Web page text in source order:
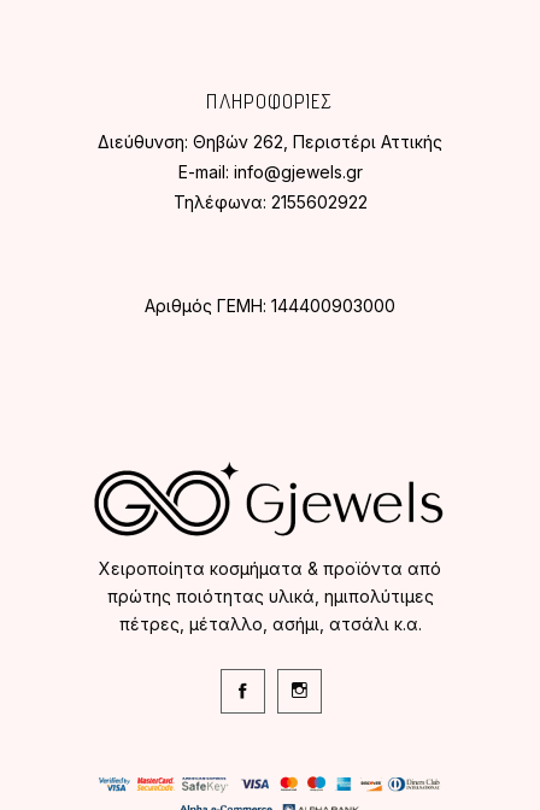
ΠΛΗΡΟΦΟΡΙΕΣ
Διεύθυνση: Θηβών 262, Περιστέρι Αττικής
E-mail: info@gjewels.gr
Τηλέφωνα: 2155602922
Αριθμός ΓΕΜΗ: 144400903000
Χειροποίητα κοσμήματα & προϊόντα από
πρώτης ποιότητας υλικά, ημιπολύτιμες
πέτρες, μέταλλο, ασήμι, ατσάλι κ.α.